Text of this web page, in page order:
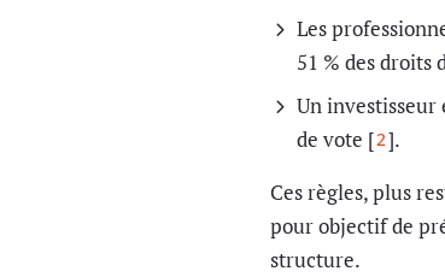
Les
51 % des droits
Un investisseur
de vote [2].
Ces règles, plus
pour objectif de
structure.